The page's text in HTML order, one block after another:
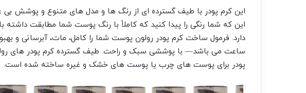
این کرم پودر با طیف گسترده ای از رنگ ها و مدل های متنوع و پوشش بی
این که شما رنگی را پیدا کنید که کاملاً با رنگ پوست شما مطابقت داشته
پودر برای پوست های چرب یا پوست های خشک و غیره ساخته شده است.